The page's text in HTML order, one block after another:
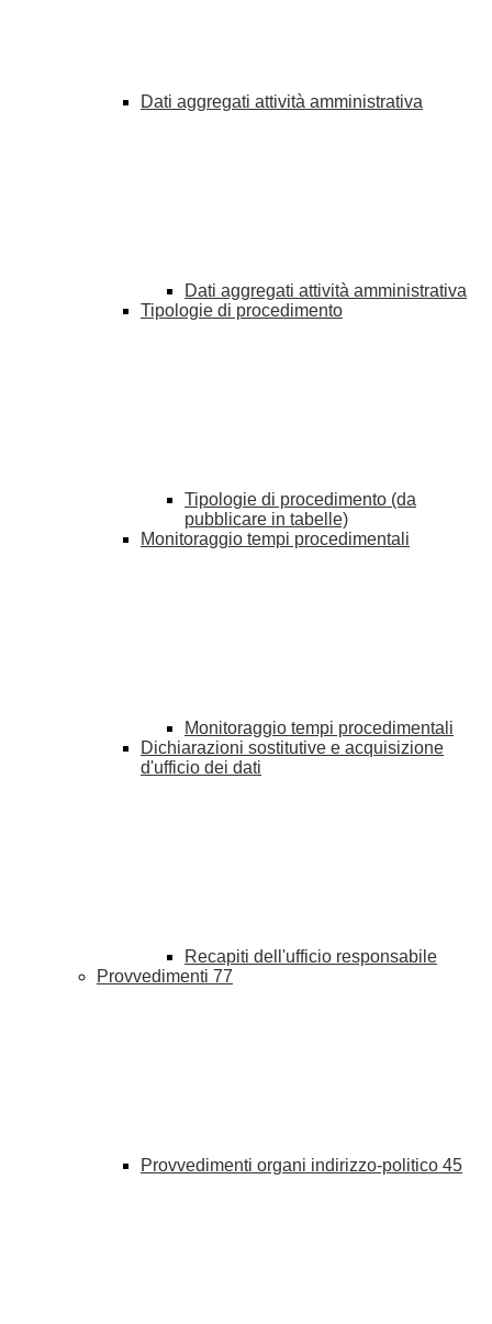
Dati aggregati attività amministrativa
Dati aggregati attività amministrativa
Tipologie di procedimento
Tipologie di procedimento (da
pubblicare in tabelle)
Monitoraggio tempi procedimentali
Monitoraggio tempi procedimentali
Dichiarazioni sostitutive e acquisizione
d'ufficio dei dati
Recapiti dell'ufficio responsabile
Provvedimenti 77
Provvedimenti organi indirizzo-politico 45